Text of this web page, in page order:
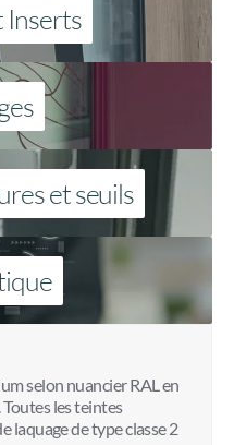
Inserts
et seuils
selon nuancier RAL en
les teintes
laquage de type classe 2